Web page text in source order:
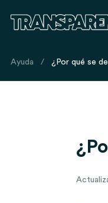
Ayuda / ¿Por qué se